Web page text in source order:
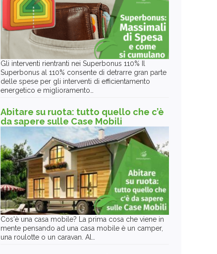
Gli interventi rientranti nei Superbonus 110% Il
Superbonus al 110% consente di detrarre gran parte
delle spese per gli interventi di efficientamento
energetico e miglioramento…
Abitare su ruota: tutto quello che c’è
da sapere sulle Case Mobili
Cos'è una casa mobile? La prima cosa che viene in
mente pensando ad una casa mobile è un camper,
una roulotte o un caravan. Al…